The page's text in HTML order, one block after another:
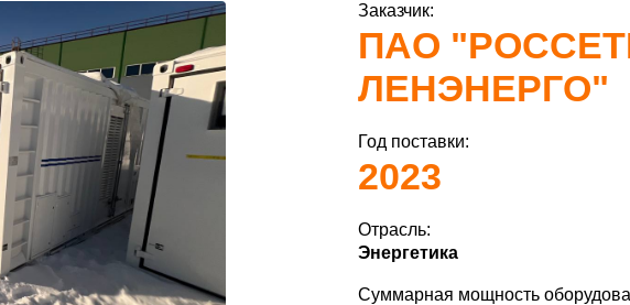
Заказчик:
ПАО
ЛЕНЭНЕРГО"
Год поставки:
2023
Отрасль:
Энергетика
Суммарная мощность